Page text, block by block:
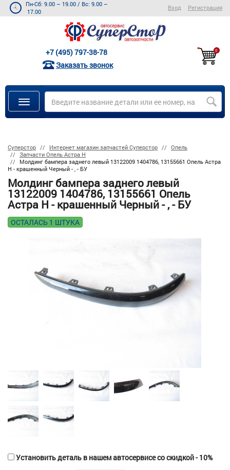
Пн-Сб: 9.00 – 19.00 / Вс: 9.00 –
17.00
Вход Регистрация
+7 (495) 797-38-78
Заказать звонок
0
Суперстор Интернет магазин запчастей Суперстор
Опель
Запчасти Опель Астра Н
Молдинг бампера заднего левый 13122009 1404786, 13155661 Опель Астра
H - крашенный Черный - , - БУ
Молдинг бампера заднего левый
13122009 1404786, 13155661 Опель
Астра H - крашенный Черный - , - БУ
ОСТАЛАСЬ 1 ШТУКА
Установить деталь в нашем автосервисе со скидкой - 10%